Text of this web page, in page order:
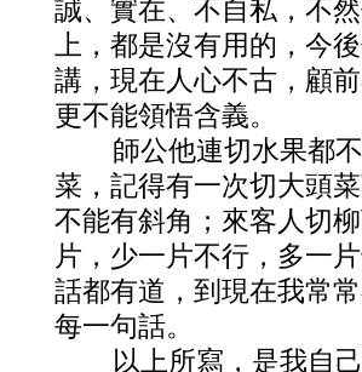
誠、實在、不自私，不
上，都是沒有用的，今
講，現在人心不古，顧
更不能領悟含義。
師公他連切水果都不
菜，記得有一次切大頭
不能有斜角；來客人切
片，少一片不行，多一
話都有道，到現在我常
每一句話。
以上所寫，是我自己